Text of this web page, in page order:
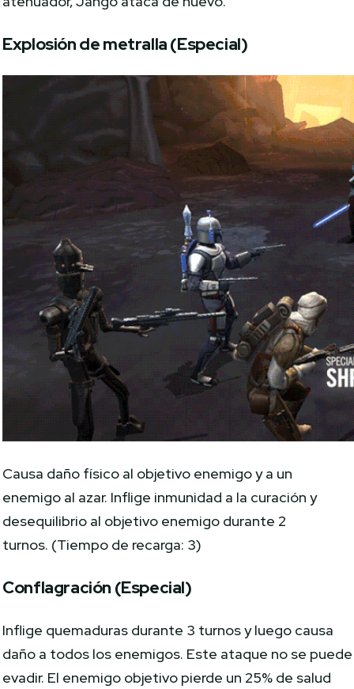
Explosión de metralla (Especial)
Causa daño físico al objetivo enemigo y a un
enemigo al azar. Inflige inmunidad a la curación y
desequilibrio al objetivo enemigo durante 2
turnos. (Tiempo de recarga: 3)
Conflagración (Especial)
Inflige quemaduras durante 3 turnos y luego causa
daño a todos los enemigos. Este ataque no se puede
evadir. El enemigo objetivo pierde un 25% de salud